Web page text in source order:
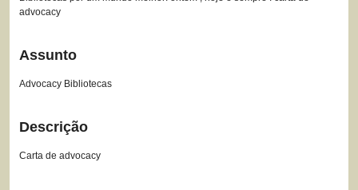
advocacy
Assunto
Advocacy Bibliotecas
Descrição
Carta de advocacy